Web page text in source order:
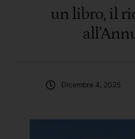
un libro, il
Dicembre 4, 2025